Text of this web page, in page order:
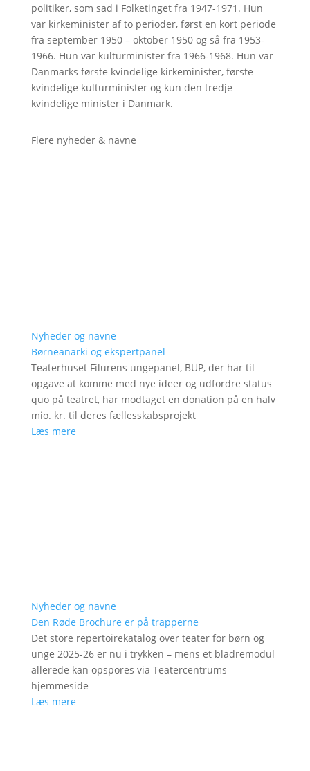
politiker, som sad i Folketinget fra 1947-1971. Hun
var kirkeminister af to perioder, først en kort periode
fra september 1950 – oktober 1950 og så fra 1953-
1966. Hun var kulturminister fra 1966-1968. Hun var
Danmarks første kvindelige kirkeminister, første
kvindelige kulturminister og kun den tredje
kvindelige minister i Danmark.
Flere nyheder & navne
Nyheder og navne
Børneanarki og ekspertpanel
Teaterhuset Filurens ungepanel, BUP, der har til
opgave at komme med nye ideer og udfordre status
quo på teatret, har modtaget en donation på en halv
mio. kr. til deres fællesskabsprojekt
Læs mere
Nyheder og navne
Den Røde Brochure er på trapperne
Det store repertoirekatalog over teater for børn og
unge 2025-26 er nu i trykken – mens et bladremodul
allerede kan opspores via Teatercentrums
hjemmeside
Læs mere